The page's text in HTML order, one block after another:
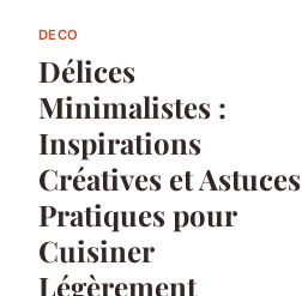
DECO
Délices
Minimalistes :
Inspirations
Créatives et Astuces
Pratiques pour
Cuisiner
Légèrement